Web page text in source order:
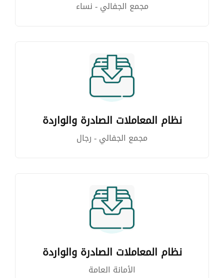
مجمع الجفالي - نساء
نظام المعاملات الصادرة والواردة
مجمع الجفالي - رجال
نظام المعاملات الصادرة والواردة
الأمانة العامة